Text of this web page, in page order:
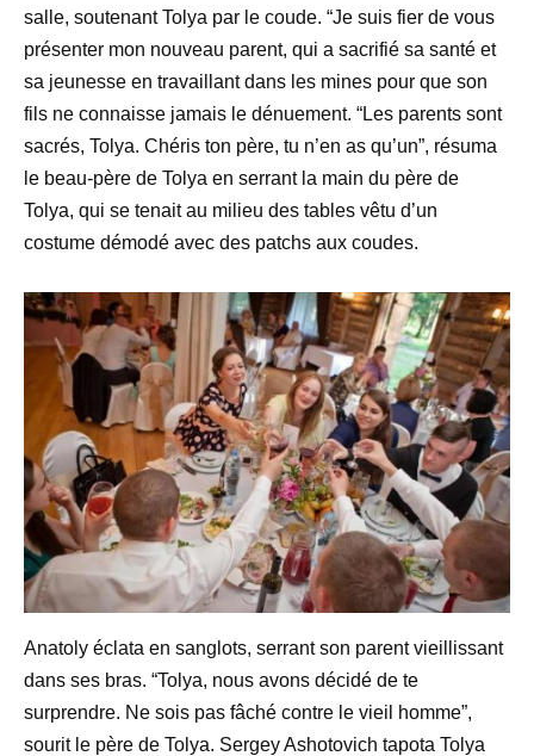
salle, soutenant Tolya par le coude. “Je suis fier de vous
présenter mon nouveau parent, qui a sacrifié sa santé et
sa jeunesse en travaillant dans les mines pour que son
fils ne connaisse jamais le dénuement. “Les parents sont
sacrés, Tolya. Chéris ton père, tu n’en as qu’un”, résuma
le beau-père de Tolya en serrant la main du père de
Tolya, qui se tenait au milieu des tables vêtu d’un
costume démodé avec des patchs aux coudes.
Anatoly éclata en sanglots, serrant son parent vieillissant
dans ses bras. “Tolya, nous avons décidé de te
surprendre. Ne sois pas fâché contre le vieil homme”,
sourit le père de Tolya. Sergey Ashotovich tapota Tolya